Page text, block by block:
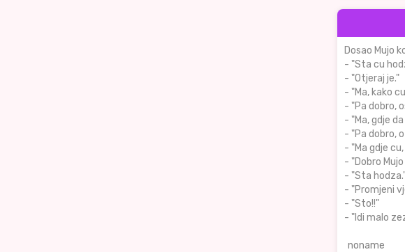
Dosao Mujo
- "Sta cu
- "Otjeraj je."
- "Ma, kako
- "Pa dobro,
- "Ma, gdje
- "Pa dobro,
- "Ma gdje
- "Dobro
- "Sta
- "Promjeni
- "Sto!!"
- "Idi malo
noname